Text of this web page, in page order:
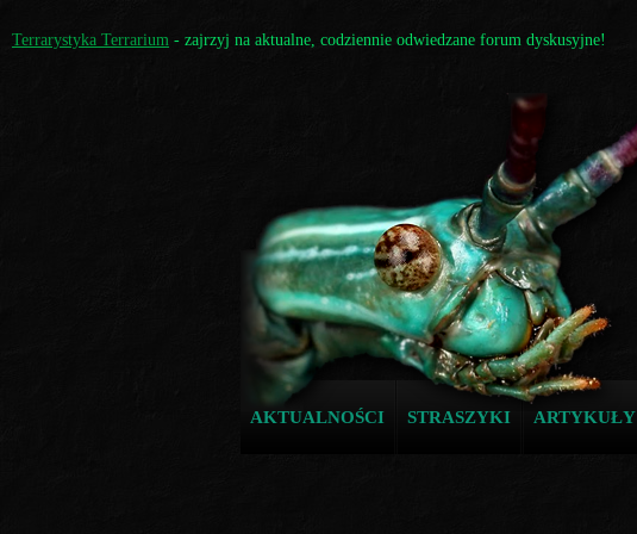
Terrarystyka Terrarium - zajrzyj na aktualne, codziennie odwiedzane forum dyskusyjne!
AKTUALNOŚCI STRASZYKI ARTYKUŁY